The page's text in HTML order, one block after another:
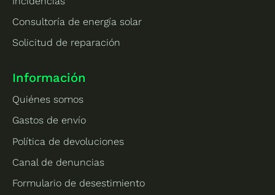
Consultoría de energía solar
Solicitud de reparación
Información
Quiénes somos
Gastos de envío
Política de devoluciones
Canal de denuncias
Formulario de desestimiento